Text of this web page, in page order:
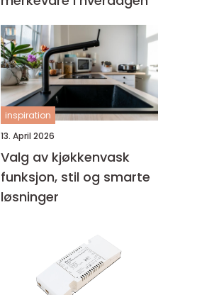
inspiration
13. April 2026
Valg av kjøkkenvask
funksjon, stil og smarte
løsninger